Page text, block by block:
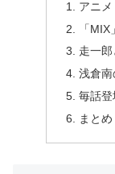
アニ
「
走一郎
浅倉南
毎話登
まとめ